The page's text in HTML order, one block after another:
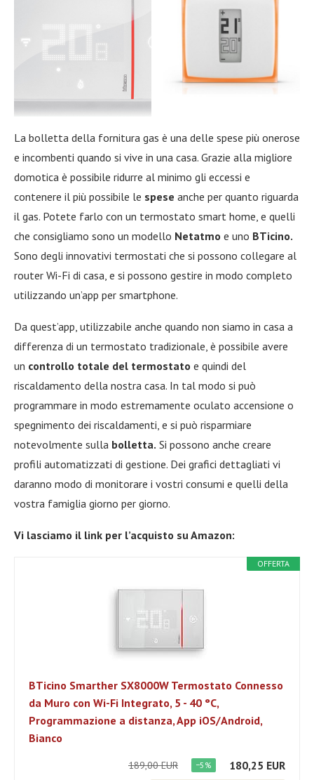
La bolletta della fornitura gas è una delle spese più onerose
e incombenti quando si vive in una casa. Grazie alla migliore
domotica è possibile ridurre al minimo gli eccessi e
contenere il più possibile le spese anche per quanto riguarda
il gas. Potete farlo con un termostato smart home, e quelli
che consigliamo sono un modello Netatmo e uno BTicino.
Sono degli innovativi termostati che si possono collegare al
router Wi-Fi di casa, e si possono gestire in modo completo
utilizzando un’app per smartphone.
Da quest’app, utilizzabile anche quando non siamo in casa a
differenza di un termostato tradizionale, è possibile avere
un controllo totale del termostato e quindi del
riscaldamento della nostra casa. In tal modo si può
programmare in modo estremamente oculato accensione o
spegnimento dei riscaldamenti, e si può risparmiare
notevolmente sulla bolletta. Si possono anche creare
profili automatizzati di gestione. Dei grafici dettagliati vi
daranno modo di monitorare i vostri consumi e quelli della
vostra famiglia giorno per giorno.
Vi lasciamo il link per l’acquisto su Amazon:
OFFERTA
BTicino Smarther SX8000W Termostato Connesso
da Muro con Wi-Fi Integrato, 5 - 40 °C,
Programmazione a distanza, App iOS/Android,
Bianco
189,00 EUR −5% 180,25 EUR